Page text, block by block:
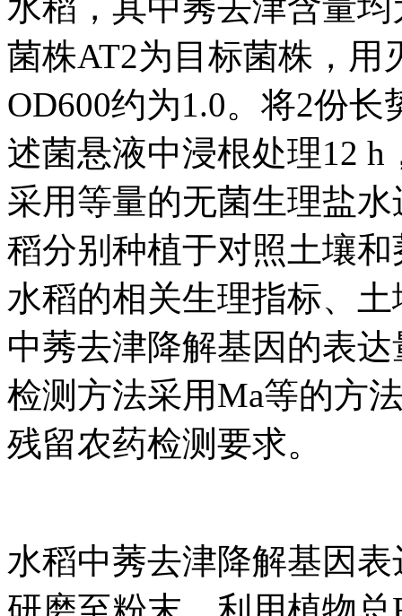
菌株AT2为目标菌株，用
OD600约为1.0。将2份
述菌悬液中浸根处理12
采用等量的无菌生理盐
稻分别种植于对照土壤
水稻的相关生理指标、
中莠去津降解基因的表
检测方法采用Ma等的方
残留农药检测要求。
水稻中莠去津降解基因